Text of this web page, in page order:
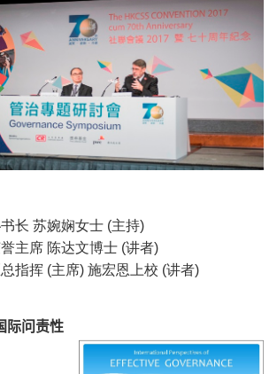
长 苏婉娴女士 (主持)
主席 陈达文博士 (讲者)
指挥 (主席) 施宏恩上校 (讲者)
际问责性